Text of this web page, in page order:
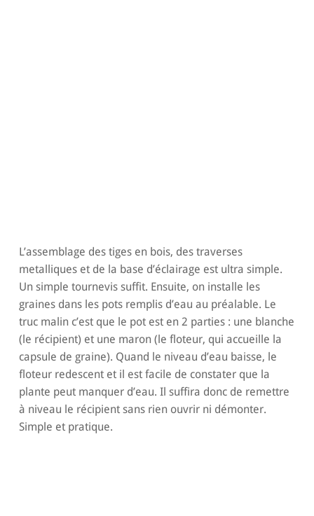
L’assemblage des tiges en bois, des traverses
metalliques et de la base d’éclairage est ultra simple.
Un simple tournevis suffit. Ensuite, on installe les
graines dans les pots remplis d’eau au préalable. Le
truc malin c’est que le pot est en 2 parties : une blanche
(le récipient) et une maron (le floteur, qui accueille la
capsule de graine). Quand le niveau d’eau baisse, le
floteur redescent et il est facile de constater que la
plante peut manquer d’eau. Il suffira donc de remettre
à niveau le récipient sans rien ouvrir ni démonter.
Simple et pratique.